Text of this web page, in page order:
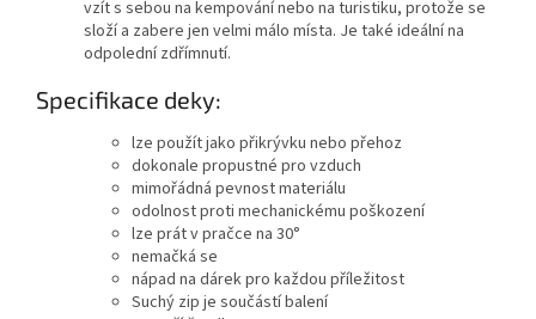
vzít s sebou na kempování nebo na turistiku, protože se
složí a zabere jen velmi málo místa. Je také ideální na
odpolední zdřímnutí.
Specifikace deky:
lze použít jako přikrývku nebo přehoz
dokonale propustné pro vzduch
mimořádná pevnost materiálu
odolnost proti mechanickému poškození
lze prát v pračce na 30°
nemačká se
nápad na dárek pro každou příležitost
Suchý zip je součástí balení